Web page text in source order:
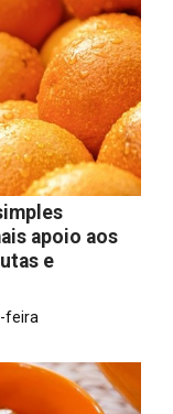
apoio aos
e
feira